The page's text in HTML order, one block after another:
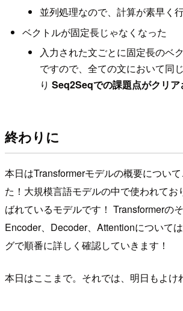
並列処理なので、計算が素早く行
ベクトルが固定長じゃなくなった
入力された文ごとに固定長のベ
ですので、全ての文において同
り Seq2Seqでの課題点がクリア
終わりに
本日はTransformerモデルの概要につい
た！大規模言語モデルの中で使われてお
ばれているモデルです！ Transformerの
Encoder、Decoder、Attentionについて
グで順番に詳しく確認していきます！
本日はここまで。それでは、明日もよけ